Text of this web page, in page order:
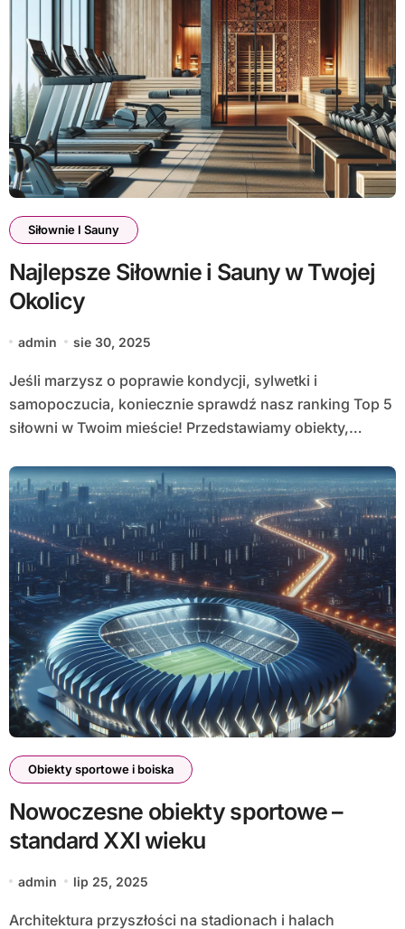
Siłownie I Sauny
Najlepsze Siłownie i Sauny w Twojej
Okolicy
admin sie 30, 2025
Jeśli marzysz o poprawie kondycji, sylwetki i
samopoczucia, koniecznie sprawdź nasz ranking Top 5
siłowni w Twoim mieście! Przedstawiamy obiekty,…
Obiekty sportowe i boiska
Nowoczesne obiekty sportowe –
standard XXI wieku
admin lip 25, 2025
Architektura przyszłości na stadionach i halach